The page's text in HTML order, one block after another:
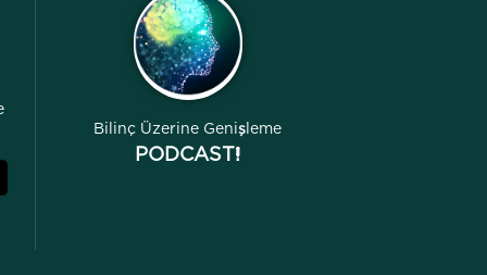
Bilinç Üzerine Genişleme
PODCAST!